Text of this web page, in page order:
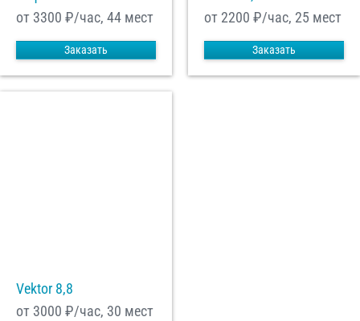
от 3300 ₽/час, 44 мест
Заказать
от 2200 ₽/час, 25 мест
Заказать
Vektor 8,8
от 3000 ₽/час, 30 мест